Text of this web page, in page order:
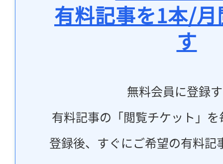
有料記事を1本/
す
無料会員に登録
有料記事の「閲覧チケット」
登録後、すぐにご希望の有料記